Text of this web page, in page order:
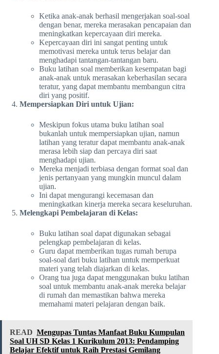
Ketika anak-anak berhasil mengerjakan soal-soal
dengan benar, mereka merasakan pencapaian dan
meningkatkan kepercayaan diri mereka.
Kepercayaan diri ini sangat penting untuk
memotivasi mereka untuk terus belajar dan
menghadapi tantangan-tantangan baru.
Buku latihan soal memberikan kesempatan bagi
anak-anak untuk merasakan keberhasilan secara
teratur, yang dapat membantu membangun citra
diri yang positif.
Mempersiapkan Diri untuk Ujian:
Meskipun fokus utama buku latihan soal
bukanlah untuk mempersiapkan ujian, namun
latihan yang teratur dapat membantu anak-anak
merasa lebih siap dan percaya diri saat
menghadapi ujian.
Mereka menjadi terbiasa dengan format soal dan
jenis pertanyaan yang mungkin muncul dalam
ujian.
Ini dapat mengurangi kecemasan dan
meningkatkan kinerja mereka secara keseluruhan.
Melengkapi Pembelajaran di Kelas:
Buku latihan soal dapat digunakan sebagai
pelengkap pembelajaran di kelas.
Guru dapat memberikan tugas rumah berupa
soal-soal dari buku latihan untuk memperkuat
materi yang telah diajarkan di kelas.
Orang tua juga dapat menggunakan buku latihan
soal untuk membantu anak-anak mereka belajar
di rumah dan memastikan bahwa mereka
memahami materi pelajaran dengan baik.
READ Mengupas Tuntas Manfaat Buku Kumpulan
Soal UH SD Kelas 1 Kurikulum 2013: Pendamping
Belajar Efektif untuk Raih Prestasi Gemilang